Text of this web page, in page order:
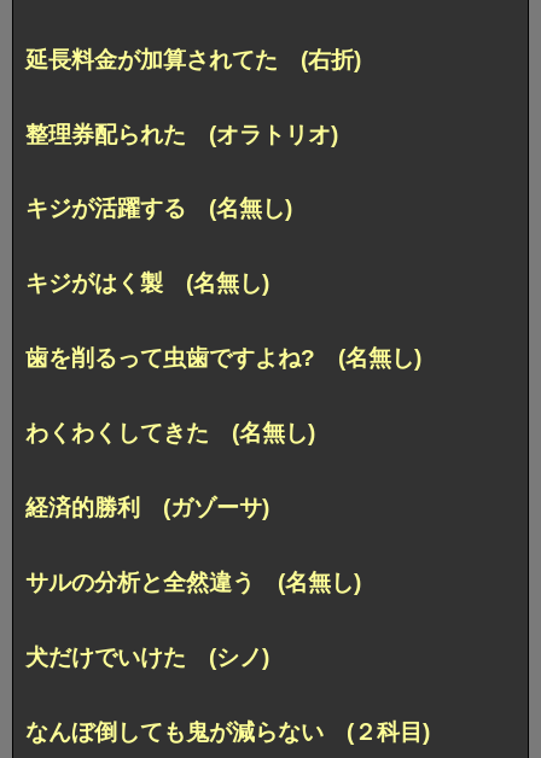
延長料金が加算されてた (右折)
整理券配られた (オラトリオ)
キジが活躍する (名無し)
キジがはく製 (名無し)
歯を削るって虫歯ですよね? (名無し)
わくわくしてきた (名無し)
経済的勝利 (ガゾーサ)
サルの分析と全然違う (名無し)
犬だけでいけた (シノ)
なんぼ倒しても鬼が減らない (２科目)